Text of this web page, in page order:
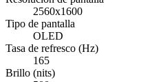
2560x1600
Tipo de pantalla
OLED
Tasa de refresco (Hz)
165
Brillo (nits)